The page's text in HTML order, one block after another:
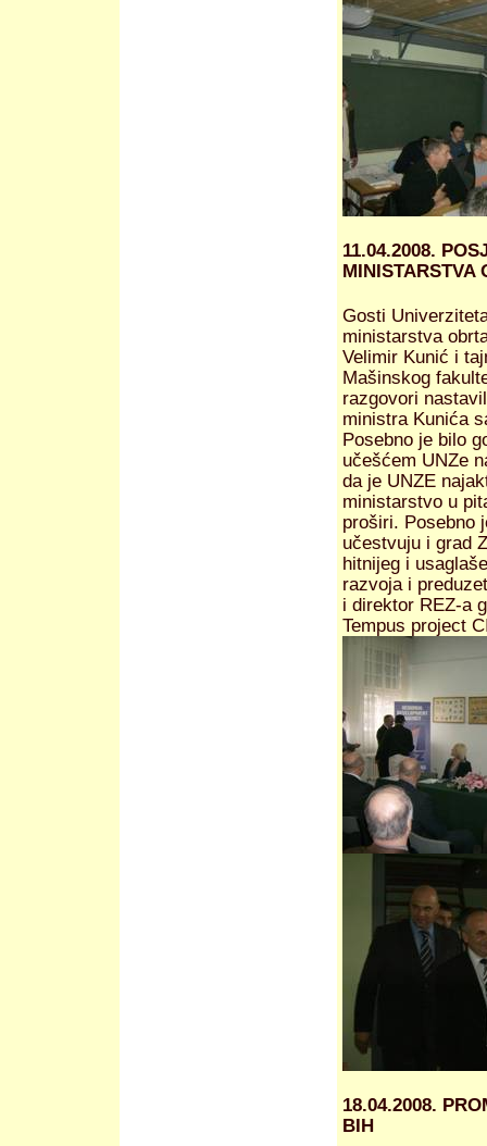
11.04.2008.
MINISTARSTVA
Gosti
ministarstva
Velimir Kunić i
Mašinskog
razgovori
ministra Kunića
Posebno je bilo
učešćem UNZe
da je UNZE
ministarstvo u
proširi. Posebno
učestvuju i grad
hitnijeg i
razvoja i
i direktor REZ-a
Tempus project
18.04.2008.
BIH